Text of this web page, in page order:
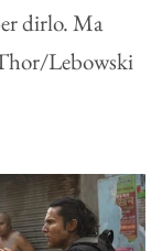
dirlo. Ma
Lebowski